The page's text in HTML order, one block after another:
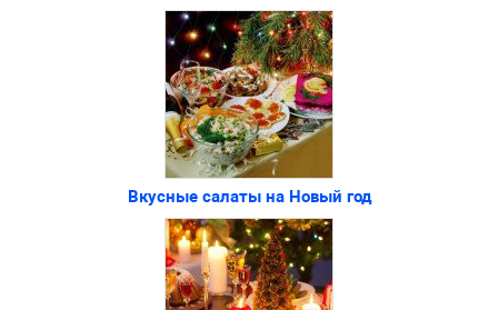
Вкусные салаты на Новый год